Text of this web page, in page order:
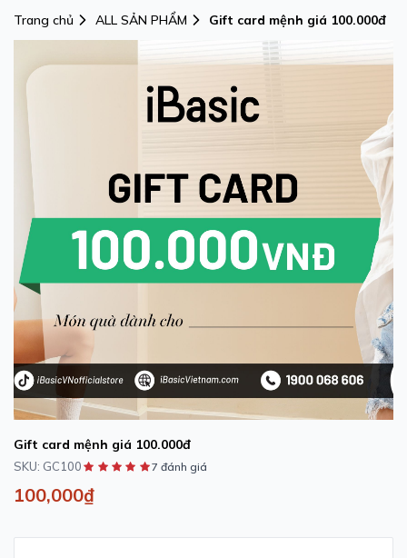
Trang chủ ALL SẢN PHẨM Gift card mệnh giá 100.000đ
Gift card mệnh giá 100.000đ
SKU: GC100 7 đánh giá
100,000₫